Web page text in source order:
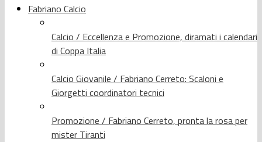
Fabriano Calcio
Calcio / Eccellenza e Promozione, diramati i calendari
di Coppa Italia
Calcio Giovanile / Fabriano Cerreto: Scaloni e
Giorgetti coordinatori tecnici
Promozione / Fabriano Cerreto, pronta la rosa per
mister Tiranti